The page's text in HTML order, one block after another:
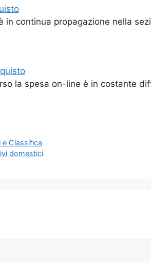
in continua propagazione nella
la spesa on-line è in costante
e Classifica
domestici